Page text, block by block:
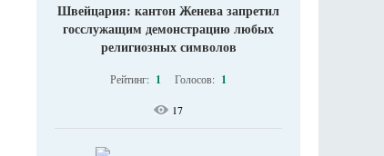
Швейцария: кантон Женева запретил
госслужащим демонстрацию любых
религиозных символов
Рейтинг: 1 Голосов: 1
17